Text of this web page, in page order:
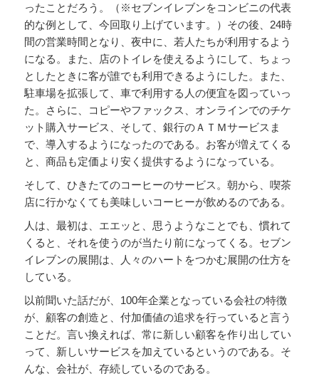
ったことだろう。（※セブンイレブンをコンビニの代表
的な例として、今回取り上げています。）その後、24時
間の営業時間となり、夜中に、若人たちが利用するよう
になる。また、店のトイレを使えるようにして、ちょっ
としたときに客が誰でも利用できるようにした。また、
駐車場を拡張して、車で利用する人の便宜を図っていっ
た。さらに、コピーやファックス、オンラインでのチケ
ット購入サービス、そして、銀行のＡＴＭサービスま
で、導入するようになったのである。お客が増えてくる
と、商品も定価より安く提供するようになっている。
そして、ひきたてのコーヒーのサービス。朝から、喫茶
店に行かなくても美味しいコーヒーが飲めるのである。
人は、最初は、エエッと、思うようなことでも、慣れて
くると、それを使うのが当たり前になってくる。セブン
イレブンの展開は、人々のハートをつかむ展開の仕方を
している。
以前聞いた話だが、100年企業となっている会社の特徴
が、顧客の創造と、付加価値の追求を行っていると言う
ことだ。言い換えれば、常に新しい顧客を作り出してい
って、新しいサービスを加えているというのである。そ
んな、会社が、存続しているのである。